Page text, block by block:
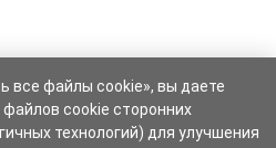
все файлы cookie», вы даете
cookie сторонних
технологий) для улучшения